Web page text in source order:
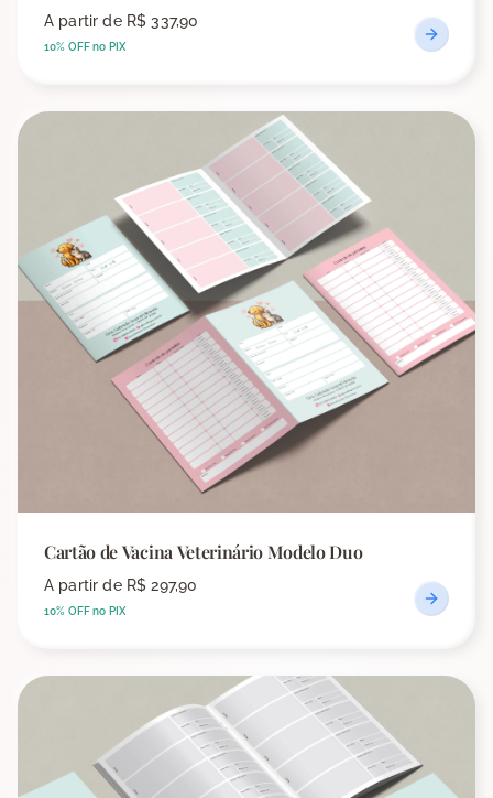
A partir de R$ 337,90
10% OFF no PIX
Cartão de Vacina Veterinário Modelo Duo
A partir de R$ 297,90
10% OFF no PIX